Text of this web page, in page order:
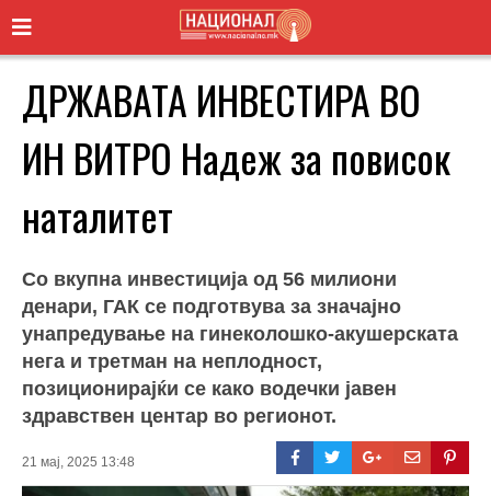
ДРЖАВАТА ИНВЕСТИРА ВО
ИН ВИТРО Надеж за повисок
наталитет
Со вкупна инвестиција од 56 милиони
денари, ГАК се подготвува за значајно
унапредување на гинеколошко-акушерската
нега и третман на неплодност,
позиционирајќи се како водечки јавен
здравствен центар во регионот.
21 мај, 2025 13:48